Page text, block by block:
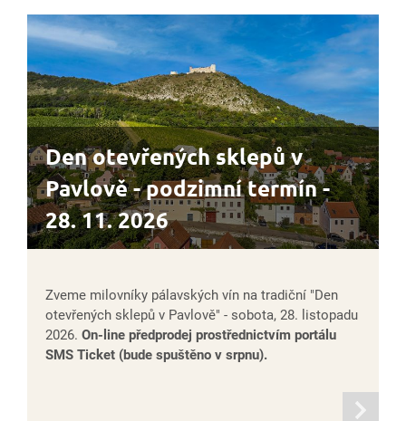
Den otevřených sklepů v
Pavlově - podzimní termín -
28. 11. 2026
Zveme milovníky pálavských vín na tradiční "Den
otevřených sklepů v Pavlově" - sobota, 28. listopadu
2026. On-line předprodej prostřednictvím portálu
SMS Ticket (bude spuštěno v srpnu).